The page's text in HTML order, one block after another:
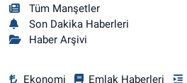
Tüm Manşetler
Son Dakika Haberleri
Haber Arşivi
Ekonomi Emlak Haberleri